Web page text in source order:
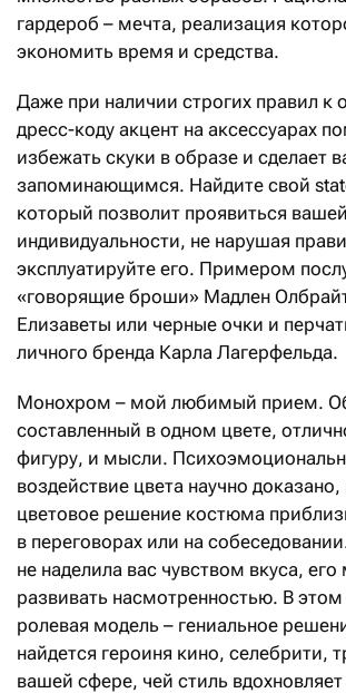
гардероб – мечта, реализация
экономить время и средства.
Даже при наличии строгих правил к
дресс-коду акцент на аксессуарах
избежать скуки в образе и сделает
запоминающимся. Найдите свой
который позволит проявиться вашей
индивидуальности, не нарушая
эксплуа­тируйте его. Примером
«говорящие броши» Мадлен
Елизаветы или черные очки и
личного бренда Карла Лагерфельда.
Монохром – мой любимый прием.
составленный в одном цвете,
фигуру, и мысли.
воздействие цвета научно
цветовое решение костюма
в переговорах или на
не наделила вас чувством вкуса,
развивать насмотренностью. В этом
ролевая модель – гениальное
найдется героиня кино, селебрити,
вашей сфере, чей стиль вдохновляет